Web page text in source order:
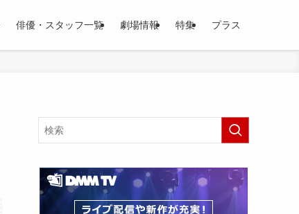
俳優・スタッフ一覧 劇場情報 特集 プラス